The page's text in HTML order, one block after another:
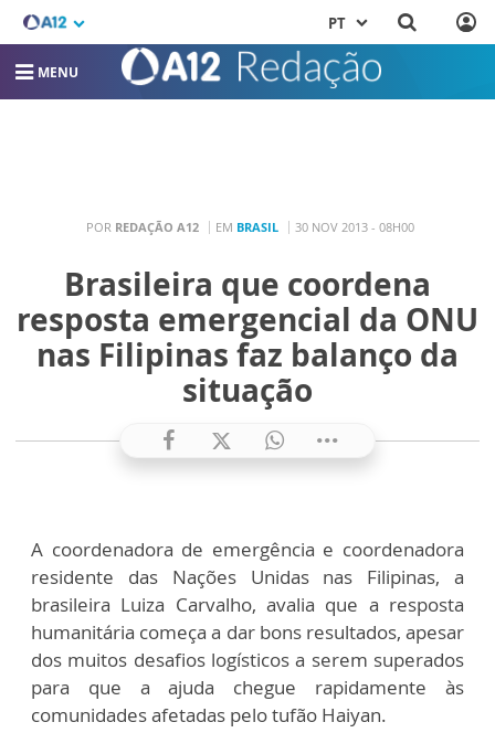
PT
MENU
POR REDAÇÃO A12 EM BRASIL 30 NOV 2013 - 08H00
Brasileira que coordena
resposta emergencial da ONU
nas Filipinas faz balanço da
situação
A coordenadora de emergência e coordenadora
residente das Nações Unidas nas Filipinas, a
brasileira Luiza Carvalho, avalia que a resposta
humanitária começa a dar bons resultados, apesar
dos muitos desafios logísticos a serem superados
para que a ajuda chegue rapidamente às
comunidades afetadas pelo tufão Haiyan.